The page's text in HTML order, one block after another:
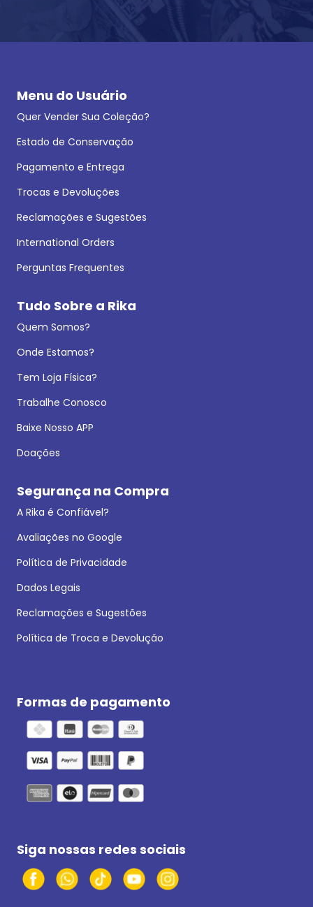
Menu do Usuário
Quer Vender Sua Coleção?
Estado de Conservação
Pagamento e Entrega
Trocas e Devoluções
Reclamações e Sugestões
International Orders
Perguntas Frequentes
Tudo Sobre a Rika
Quem Somos?
Onde Estamos?
Tem Loja Física?
Trabalhe Conosco
Baixe Nosso APP
Doações
Segurança na Compra
A Rika é Confiável?
Avaliações no Google
Política de Privacidade
Dados Legais
Reclamações e Sugestões
Política de Troca e Devolução
Formas de pagamento
Siga nossas redes sociais